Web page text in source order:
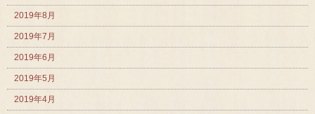
2019年8月
2019年7月
2019年6月
2019年5月
2019年4月